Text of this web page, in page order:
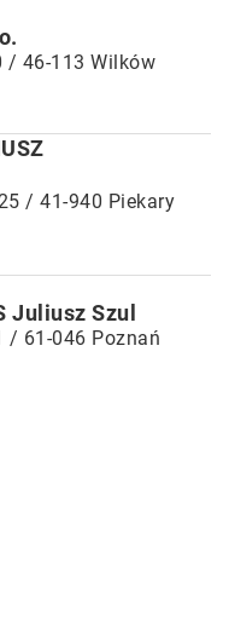
/ 46-113 Wilków
/ 41-940 Piekary
Juliusz Szul
/ 61-046 Poznań